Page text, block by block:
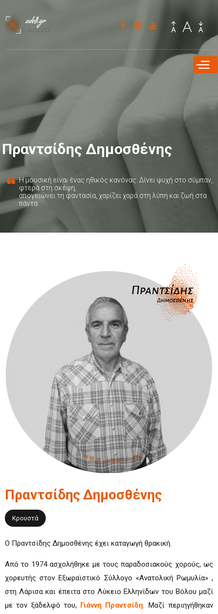
Πραντσίδης Δημοσθένης
Η μουσική είναι ένας ηθικός κανόνας. Δίνει ψυχή στο σύμπαν,
φτερά στη σκέψη,
απογειώνει τη φαντασία, χαρίζει χαρά στη λύπη και ζωή στα
πάντα.
ΠραντσίδηςΔημοσθένης
Κρουστά
Ο Πραντσίδης Δημοσθένης έχει καταγωγή θρακική.
Από το 1974 ασχολήθηκε με τους παραδοσιακούς χορούς, ως
χορευτής στον Εξωραϊστικό Σύλλογο «Ανατολική Ρωμυλία» ,
στη Λάρισα και έπειτα στο Λύκειο Ελληνίδων του Βόλου μαζί
με τον ξάδελφό του, Γιάννη Πραντσίδη. Μαζί περιηγήθηκαν